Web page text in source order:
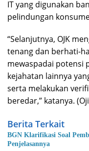
IT yang digunakan
pelindungan
“Selanjutnya, OJK
tenang dan berhati-
mewaspadai potensi
kejahatan lainnya
serta melakukan
beredar,” katanya.
Berita Terkait
BGN Klarifikasi Soal
Penjelasannya